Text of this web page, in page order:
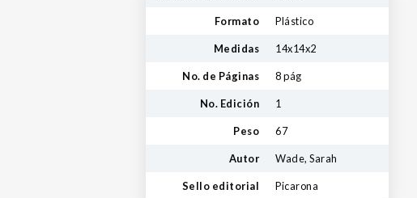
Formato Plástico
Medidas 14x14x2
No. de Páginas 8 pág
No. Edición 1
Peso 67
Autor Wade, Sarah
Sello editorial Picarona